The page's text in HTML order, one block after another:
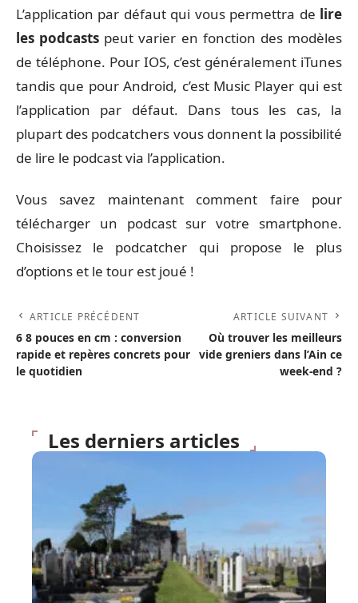
L’application par défaut qui vous permettra de lire
les podcasts peut varier en fonction des modèles
de téléphone. Pour IOS, c’est généralement iTunes
tandis que pour Android, c’est Music Player qui est
l’application par défaut. Dans tous les cas, la
plupart des podcatchers vous donnent la possibilité
de lire le podcast via l’application.
Vous savez maintenant comment faire pour
télécharger un podcast sur votre smartphone.
Choisissez le podcatcher qui propose le plus
d’options et le tour est joué !
ARTICLE PRÉCÉDENT
6 8 pouces en cm : conversion
rapide et repères concrets pour
le quotidien
ARTICLE SUIVANT
Où trouver les meilleurs
vide greniers dans l’Ain ce
week-end ?
Les derniers articles